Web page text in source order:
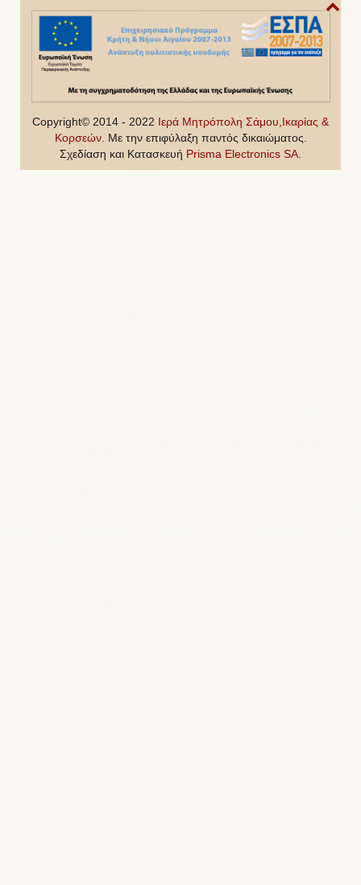
Copyright© 2014 - 2022 Ιερά Μητρόπολη Σάμου,Ικαρίας &
Κορσεών. Με την επιφύλαξη παντός δικαιώματος.
Σχεδίαση και Κατασκευή Prisma Electronics SA.